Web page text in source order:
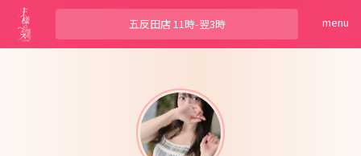
五反田店11時-翌3時 menu